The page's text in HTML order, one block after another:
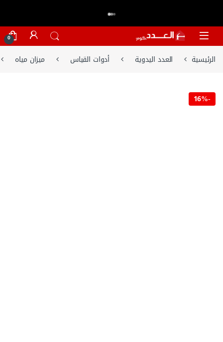
Skip to navigation
Skip to content
0
الرئيسية العدد اليدوية أدوات القياس ميزان مياه
-
16%